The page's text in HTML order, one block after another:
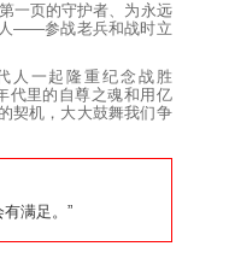
一页的守护者、为永远
——参战老兵和战时立
人一起隆重纪念战胜
代里的自尊之魂和用亿
契机，大大鼓舞我们争
满足。”